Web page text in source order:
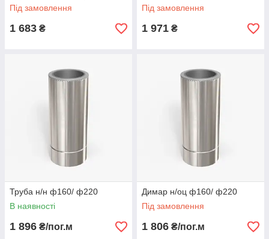
Під замовлення
1 683 ₴
Під замовлення
1 971 ₴
Труба н/н ф160/ ф220
В наявності
1 896 ₴/пог.м
Димар н/оц ф160/ ф220
Під замовлення
1 806 ₴/пог.м